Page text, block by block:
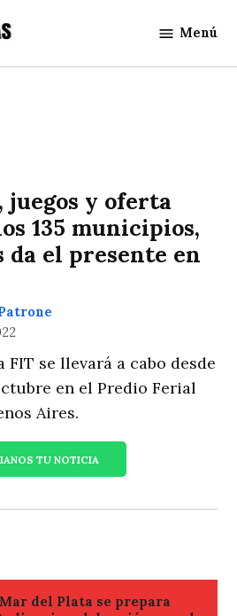
Noticias
Menú
juegos y oferta
135 municipios,
da el presente en
FIT se llevará a cabo desde
en el Predio Ferial
Aires.
TU NOTICIA